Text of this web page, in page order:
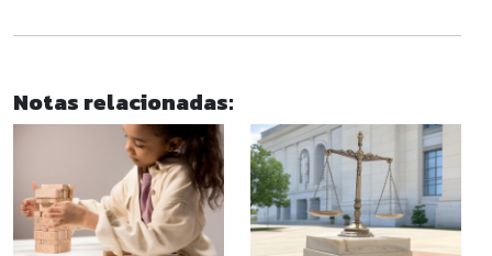
Notas relacionadas: